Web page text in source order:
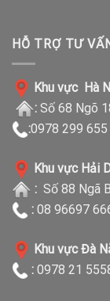
HỖ TRỢ TƯ
Khu vực Hà
: Số 68 Ngõ
:0978 299 655
Khu vực Hải
: Số 88 Ngã
: 08 96697
Khu vực Đà
: 0978 21